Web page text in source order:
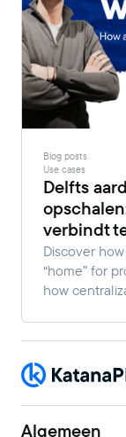
Blog posts
Use cases
Delfts
verbindt
Discover
“home” for
how
growth.
Algemeen